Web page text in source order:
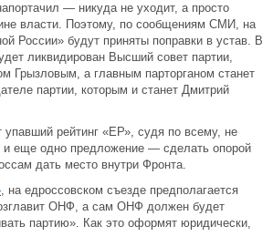
— никуда не уходит, а просто
власти. Поэтому, по сообщениям СМИ, на
России» будут приняты поправки в устав. В
ликвидирован Высший совет партии,
Грызловым, а главным парторганом станет
партии, которым и станет Дмитрий
упавший рейтинг «ЕР», судя по всему, не
и еще одно предложение — сделать опорой
дать место внутри Фронта.
, на едроссовском съезде предполагается
ОНФ, а сам ОНФ должен будет
партию». Как это оформят юридически,